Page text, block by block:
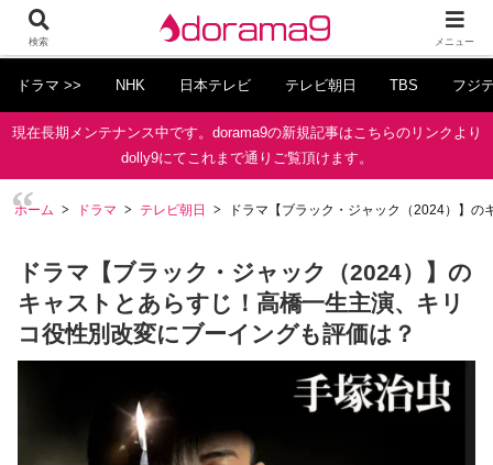
ドラマ >> NHK 日本テレビ テレビ朝日 TBS フジ
現在長期メンテナンス中です。dorama9の新規記事はこちらのリンクより
dolly9にてこれまで通りご覧頂けます。
ホーム ドラマ テレビ朝日 ドラマ【ブラック・ジャック（2024）】
ドラマ【ブラック・ジャック（2024）】の
キャストとあらすじ！高橋一生主演、キリ
コ役性別改変にブーイングも評価は？
検索 メニュー